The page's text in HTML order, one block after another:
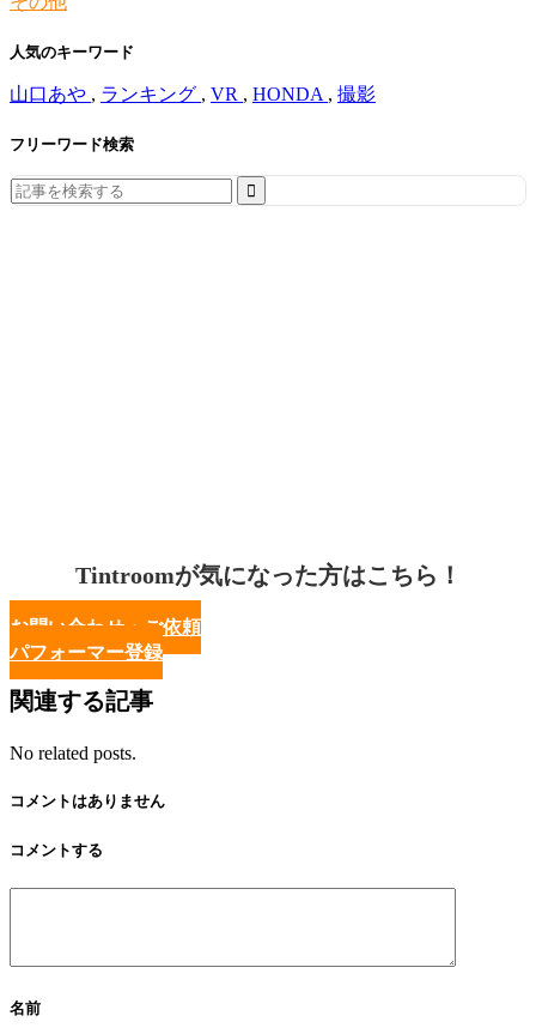
人気のキーワード
山口あや , ランキング , VR , HONDA , 撮影
フリーワード検索
Search
for:
Tintroomが気になった方はこちら！
お問い合わせ・ご依頼
パフォーマー登録
関連する記事
No related posts.
コメントはありません
コメントする
名前